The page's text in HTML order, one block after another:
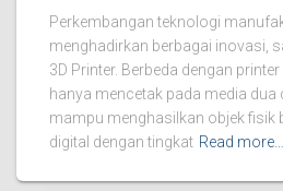
Perkembangan teknologi
menghadirkan berbagai inovasi,
3D Printer. Berbeda dengan
hanya mencetak pada media dua
mampu menghasilkan objek fisik
digital dengan tingkat Read more…